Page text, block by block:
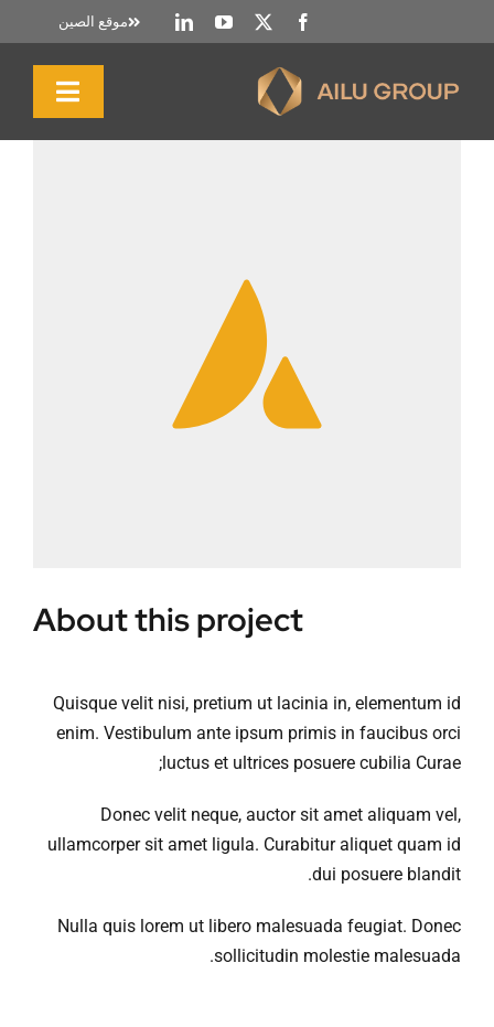
إلى
موقع الصين
تبديل
التنقل
About this project
Quisque velit nisi, pretium ut lacinia in, elementum id
enim. Vestibulum ante ipsum primis in faucibus orci
luctus et ultrices posuere cubilia Curae;
Donec velit neque, auctor sit amet aliquam vel,
ullamcorper sit amet ligula. Curabitur aliquet quam id
dui posuere blandit.
Nulla quis lorem ut libero malesuada feugiat. Donec
sollicitudin molestie malesuada.